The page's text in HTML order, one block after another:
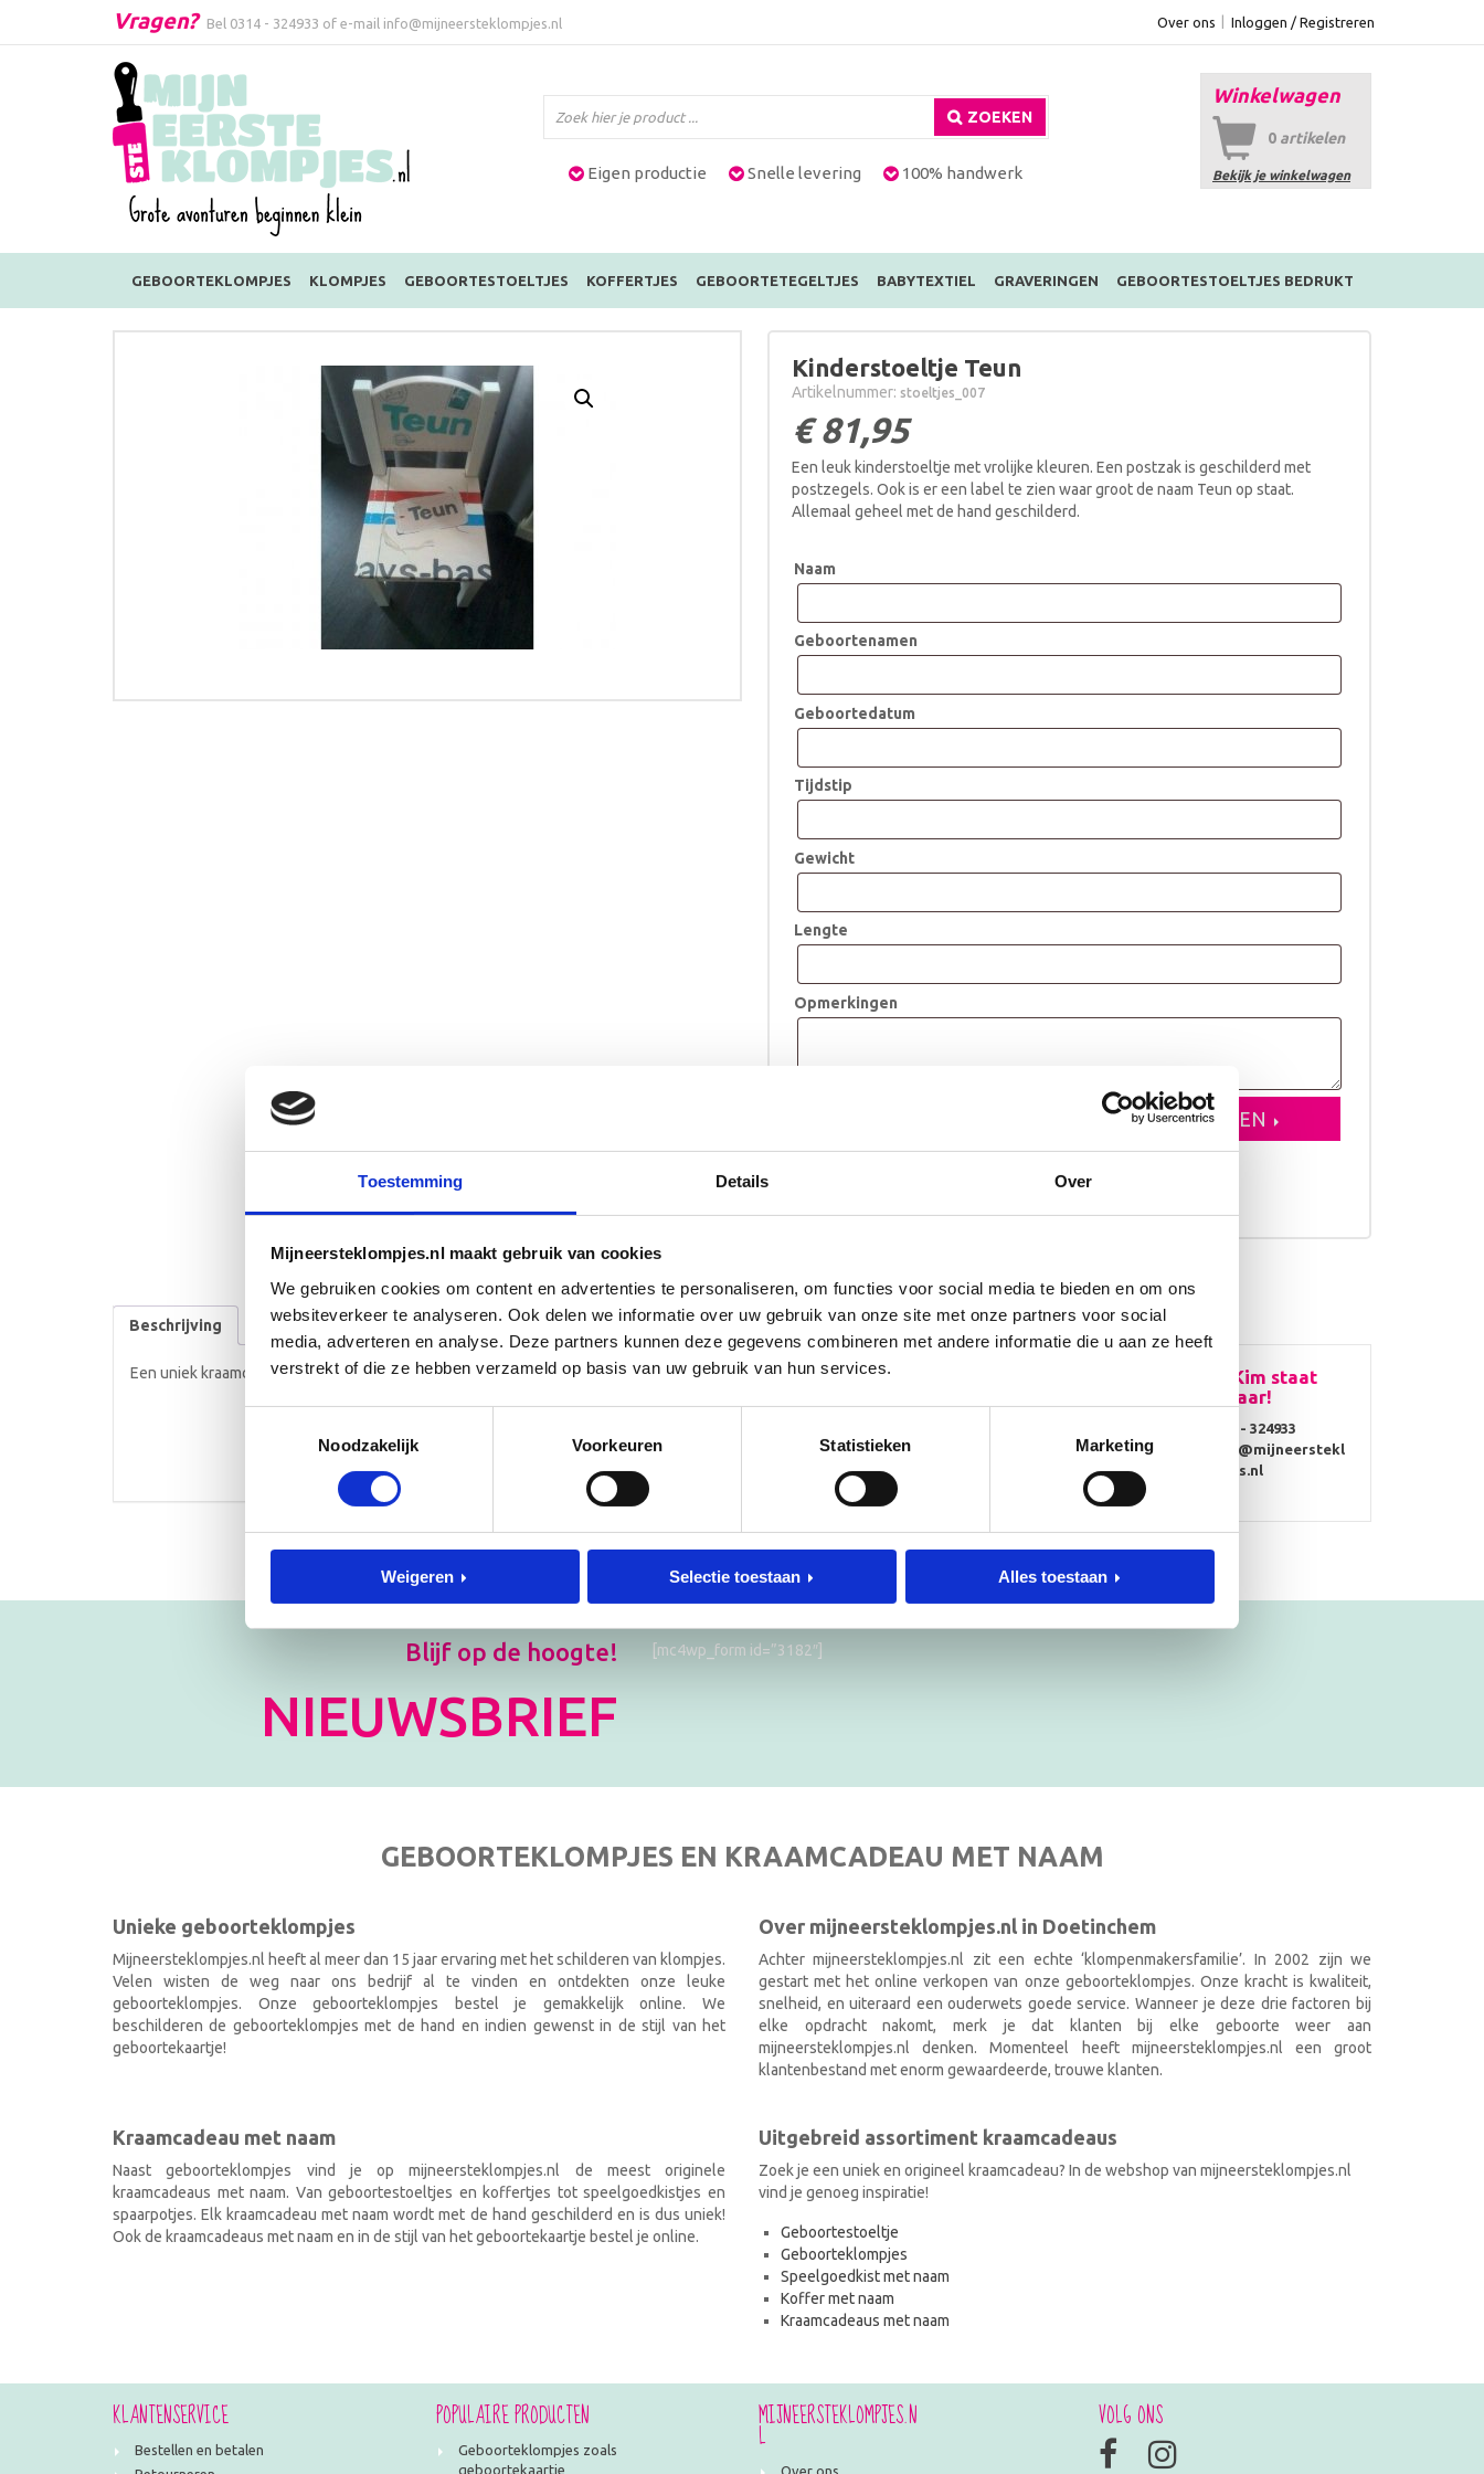
Toestemming Details Over
Mijneersteklompjes.nl maakt gebruik van cookies
We gebruiken cookies om content en advertenties te personaliseren, om functies voor social media te bieden en om ons
websiteverkeer te analyseren. Ook delen we informatie over uw gebruik van onze site met onze partners voor social
media, adverteren en analyse. Deze partners kunnen deze gegevens combineren met andere informatie die u aan ze heeft
verstrekt of die ze hebben verzameld op basis van uw gebruik van hun services.
Noodzakelijk
Voorkeuren Statistieken Marketing
Weigeren Selectie toestaan Alles toestaan
Vragen? Bel 0314 - 324933 of e-mail info@mijneersteklompjes.nl Over ons Inloggen / Registreren
Winkelwagen
0 artikelen
Bekijk je winkelwagen
ZOEKEN
Eigen productie Snelle levering 100% handwerk
GEBOORTEKLOMPJES KLOMPJES GEBOORTESTOELTJES KOFFERTJES GEBOORTETEGELTJES BABYTEXTIEL GRAVERINGEN GEBOORTESTOELTJES BEDRUKT
Kinderstoeltje Teun
Artikelnummer: stoeltjes_007
€81,95
Een leuk kinderstoeltje met vrolijke kleuren. Een postzak is geschilderd met
postzegels. Ook is er een label te zien waar groot de naam Teun op staat.
Allemaal geheel met de hand geschilderd.
Naam
Geboortenamen
Geboortedatum
Tijdstip
Gewicht
Lengte
Opmerkingen
aantal
TOEVOEGEN AAN WINKELWAGEN
Beschrijving
Een uniek kraamcadeau geheel in eigen stijl.
Vragen? Kim staat
voor je klaar!
0314 - 324933
info@mijneerstekl
ompjes.nl
Blijf op de hoogte!
NIEUWSBRIEF
[mc4wp_form id=”3182″]
GEBOORTEKLOMPJES EN KRAAMCADEAU MET NAAM
Unieke geboorteklompjes
Mijneersteklompjes.nl heeft al meer dan 15 jaar ervaring met het schilderen van klompjes.
Velen wisten de weg naar ons bedrijf al te vinden en ontdekten onze leuke
geboorteklompjes. Onze geboorteklompjes bestel je gemakkelijk online. We
beschilderen de geboorteklompjes met de hand en indien gewenst in de stijl van het
geboortekaartje!
Over mijneersteklompjes.nl in Doetinchem
Achter mijneersteklompjes.nl zit een echte ‘klompenmakersfamilie’. In 2002 zijn we
gestart met het online verkopen van onze geboorteklompjes. Onze kracht is kwaliteit,
snelheid, en uiteraard een ouderwets goede service. Wanneer je deze drie factoren bij
elke opdracht nakomt, merk je dat klanten bij elke geboorte weer aan
mijneersteklompjes.nl denken. Momenteel heeft mijneersteklompjes.nl een groot
klantenbestand met enorm gewaardeerde, trouwe klanten.
Kraamcadeau met naam
Naast geboorteklompjes vind je op mijneersteklompjes.nl de meest originele
kraamcadeaus met naam. Van geboortestoeltjes en koffertjes tot speelgoedkistjes en
spaarpotjes. Elk kraamcadeau met naam wordt met de hand geschilderd en is dus uniek!
Ook de kraamcadeaus met naam en in de stijl van het geboortekaartje bestel je online.
Uitgebreid assortiment kraamcadeaus
Zoek je een uniek en origineel kraamcadeau? In de webshop van mijneersteklompjes.nl
vind je genoeg inspiratie!
Geboortestoeltje
Geboorteklompjes
Speelgoedkist met naam
Koffer met naam
Kraamcadeaus met naam
KLANTENSERVICE
Bestellen en betalen
POPULAIRE PRODUCTEN
Geboorteklompjes zoals
geboortekaartje
MIJNEERSTEKLOMPJES.N
L
VOLG ONS